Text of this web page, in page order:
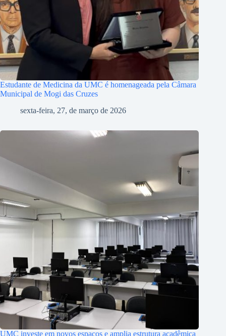
Estudante de Medicina da UMC é homenageada pela Câmara
Municipal de Mogi das Cruzes
sexta-feira, 27, de março de 2026
UMC investe em novos espaços e amplia estrutura acadêmica